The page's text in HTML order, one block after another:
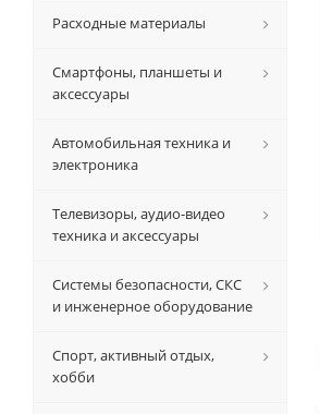
Расходные материалы
Смартфоны, планшеты и
аксессуары
Автомобильная техника и
электроника
Телевизоры, аудио-видео
техника и аксессуары
Системы безопасности, СКС
и инженерное оборудование
Спорт, активный отдых,
хобби